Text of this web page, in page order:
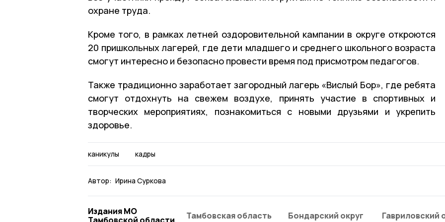
охране труда.
Кроме того, в рамках летней оздоровительной кампании в округе откроются
20 пришкольных лагерей, где дети младшего и среднего школьного возраста
смогут интересно и безопасно провести время под присмотром педагогов.
Также традиционно заработает загородный лагерь «Вислый Бор», где ребята
смогут отдохнуть на свежем воздухе, принять участие в спортивных и
творческих мероприятиях, познакомиться с новыми друзьями и укрепить
здоровье.
каникулы кадры
Автор: Ирина Суркова
Издания МО
Тамбовская область Бондарский округ Гавриловский